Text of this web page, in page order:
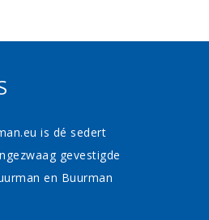
is dé sedert
gevestigde
en Buurman